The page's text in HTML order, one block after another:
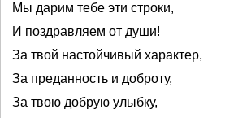
Мы дарим тебе эти строки,
И поздравляем от души!
За твой настойчивый характер,
За преданность и доброту,
За твою добрую улыбку,